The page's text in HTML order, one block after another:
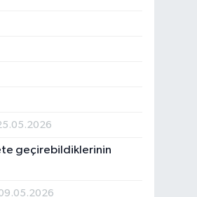
geçirebildiklerinin